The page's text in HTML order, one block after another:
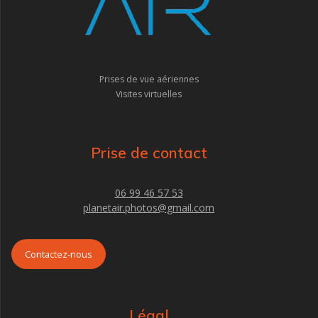
Prises de vue aériennes
Visites virtuelles
Prise de contact
06 99 46 57 53
planetair.photos@gmail.com
Contactez-nous